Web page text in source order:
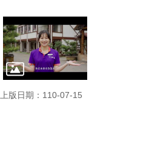
上版日期：110-07-15